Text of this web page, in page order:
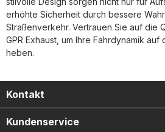
erhöhte Sicherheit durch bessere
Straßenverkehr. Vertrauen Sie auf die
GPR Exhaust, um Ihre Fahrdynamik
heben.
Kontakt
Kundenservice